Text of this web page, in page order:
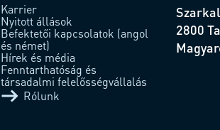
Karrier
Nyitott állások
Befektetői kapcsolatok (angol
és német)
Hírek és média
Fenntarthatóság és
társadalmi felelősségvállalás
Rólunk
2800